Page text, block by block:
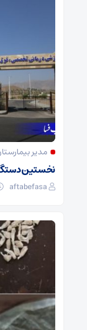
مدیر
نخستین
aftabefasa